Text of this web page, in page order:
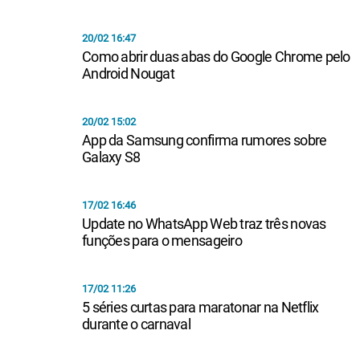
20/02 16:47
Como abrir duas abas do Google Chrome pelo
Android Nougat
20/02 15:02
App da Samsung confirma rumores sobre
Galaxy S8
17/02 16:46
Update no WhatsApp Web traz três novas
funções para o mensageiro
17/02 11:26
5 séries curtas para maratonar na Netflix
durante o carnaval